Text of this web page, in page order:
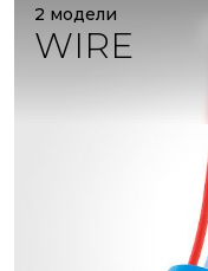
2 модели
WIRE